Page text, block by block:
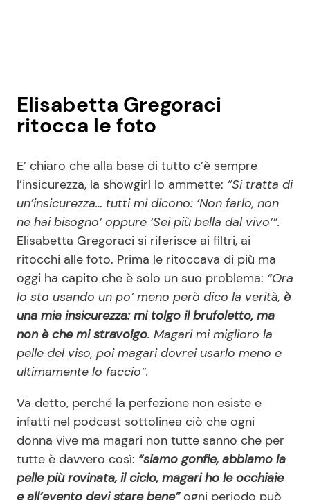
Elisabetta Gregoraci
ritocca le foto
E’ chiaro che alla base di tutto c’è sempre
l’insicurezza, la showgirl lo ammette: “Si tratta di
un’insicurezza… tutti mi dicono: ‘Non farlo, non
ne hai bisogno’ oppure ‘Sei più bella dal vivo’”.
Elisabetta Gregoraci si riferisce ai filtri, ai
ritocchi alle foto. Prima le ritoccava di più ma
oggi ha capito che è solo un suo problema: “Ora
lo sto usando un po’ meno però dico la verità, è
una mia insicurezza: mi tolgo il brufoletto, ma
non è che mi stravolgo. Magari mi miglioro la
pelle del viso, poi magari dovrei usarlo meno e
ultimamente lo faccio”.
Va detto, perché la perfezione non esiste e
infatti nel podcast sottolinea ciò che ogni
donna vive ma magari non tutte sanno che per
tutte è davvero così: “siamo gonfie, abbiamo la
pelle più rovinata, il ciclo, magari ho le occhiaie
e all’evento devi stare bene”ogni periodo può